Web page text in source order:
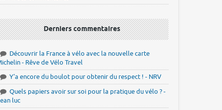
Derniers commentaires
Découvrir la France à vélo avec la nouvelle carte
- Rêve de Vélo Travel
Y'a encore du boulot pour obtenir du respect ! - NRV
Quels papiers avoir sur soi pour la pratique du vélo ? -
luc